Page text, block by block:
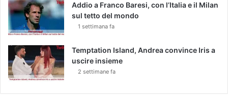
Addio a Franco Baresi, con l’Italia e il Milan
sul tetto del mondo
1 settimana fa
Temptation Island, Andrea convince Iris a
uscire insieme
2 settimane fa